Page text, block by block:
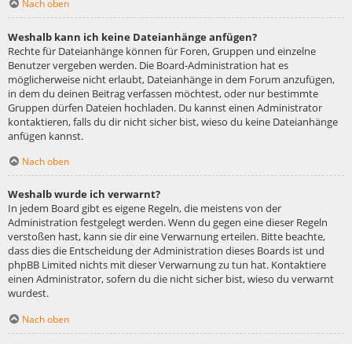
Nach oben
Weshalb kann ich keine Dateianhänge anfügen?
Rechte für Dateianhänge können für Foren, Gruppen und einzelne
Benutzer vergeben werden. Die Board-Administration hat es
möglicherweise nicht erlaubt, Dateianhänge in dem Forum anzufügen,
in dem du deinen Beitrag verfassen möchtest, oder nur bestimmte
Gruppen dürfen Dateien hochladen. Du kannst einen Administrator
kontaktieren, falls du dir nicht sicher bist, wieso du keine Dateianhänge
anfügen kannst.
Nach oben
Weshalb wurde ich verwarnt?
In jedem Board gibt es eigene Regeln, die meistens von der
Administration festgelegt werden. Wenn du gegen eine dieser Regeln
verstoßen hast, kann sie dir eine Verwarnung erteilen. Bitte beachte,
dass dies die Entscheidung der Administration dieses Boards ist und
phpBB Limited nichts mit dieser Verwarnung zu tun hat. Kontaktiere
einen Administrator, sofern du die nicht sicher bist, wieso du verwarnt
wurdest.
Nach oben